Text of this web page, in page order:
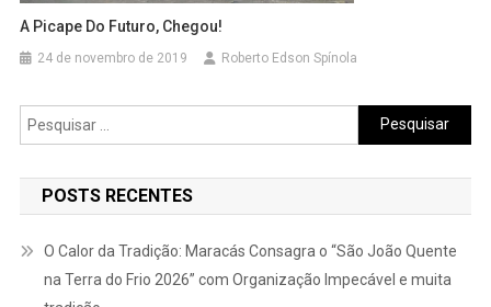
A Picape Do Futuro, Chegou!
24 de novembro de 2019 Roberto Edson Spínola
Pesquisar
por:
POSTS RECENTES
O Calor da Tradição: Maracás Consagra o “São João Quente
na Terra do Frio 2026” com Organização Impecável e muita